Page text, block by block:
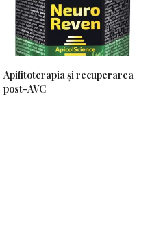
Apifitoterapia și recuperarea
post-AVC